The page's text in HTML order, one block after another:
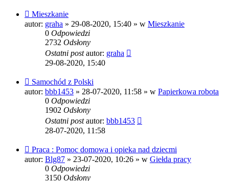
Nowy
post
Mieszkanie
autor: graha » 29-08-2020, 15:40 » w Mieszkanie
0 Odpowiedzi
2732 Odsłony
Ostatni postautor: graha
29-08-2020, 15:40
Nowy
post
Samochód z Polski
autor: bbb1453 » 28-07-2020, 11:58 » w Papierkowa robota
0 Odpowiedzi
1902 Odsłony
Ostatni postautor: bbb1453
28-07-2020, 11:58
Nowy
post
Praca : Pomoc domowa i opieka nad dziecmi
autor: Blg87 » 23-07-2020, 10:26 » w Giełda pracy
0 Odpowiedzi
3150 Odsłony